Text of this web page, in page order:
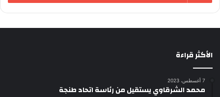
الأكثر قراءة
7 أغسطس، 2023
محمد الشرقاوي يستقيل من رئاسة اتحاد طنجة